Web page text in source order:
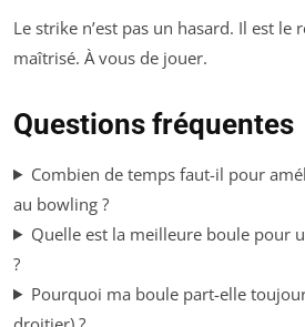
Le strike n’est pas un hasard. Il est le
maîtrisé. À vous de jouer.
Questions fréquentes
Combien de temps faut-il pour
au bowling ?
Quelle est la meilleure boule pour
?
Pourquoi ma boule part-elle